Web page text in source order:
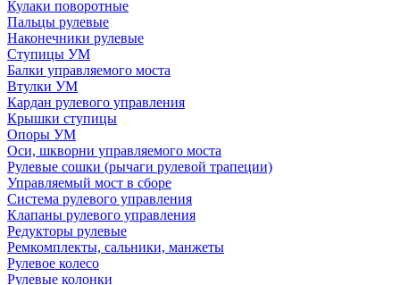
Кулаки поворотные
Пальцы рулевые
Наконечники рулевые
Ступицы УМ
Балки управляемого моста
Втулки УМ
Кардан рулевого управления
Крышки ступицы
Опоры УМ
Оси, шкворни управляемого моста
Рулевые сошки (рычаги рулевой трапеции)
Управляемый мост в сборе
Система рулевого управления
Клапаны рулевого управления
Редукторы рулевые
Ремкомплекты, сальники, манжеты
Рулевое колесо
Рулевые колонки